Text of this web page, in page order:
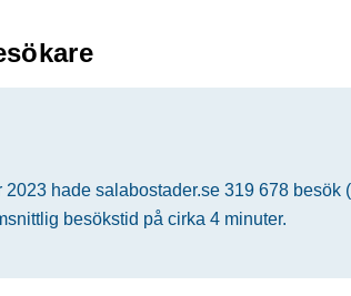
2023 hade salabostader.se 319 678 besök
besökstid på cirka 4 minuter.